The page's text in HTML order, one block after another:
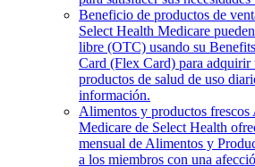
Beneficio de productos de
Select Health Medicare
libre (OTC) usando su
Card (Flex Card) para adquirir
productos de salud de uso
información.
Alimentos y productos frescos
Medicare de Select Health
mensual de Alimentos y
a los miembros con una